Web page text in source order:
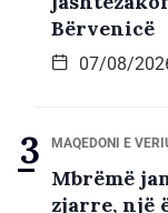
Bërvenicë
07/08/
MAQEDONI E
Mbrëmë
zjarre, një